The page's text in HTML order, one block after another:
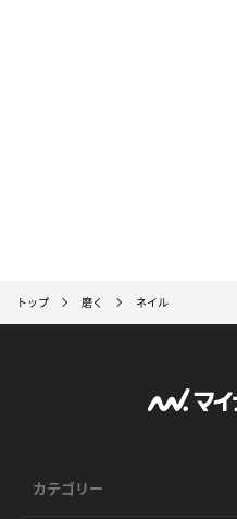
トップ 磨く ネイル
カテゴリー